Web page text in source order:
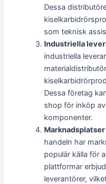
Dessa
som teknisk
Industriella
industriella
Dessa företag
shop för inköp
komponenter.
handeln har
populär källa för
plattformar
leverantörer,